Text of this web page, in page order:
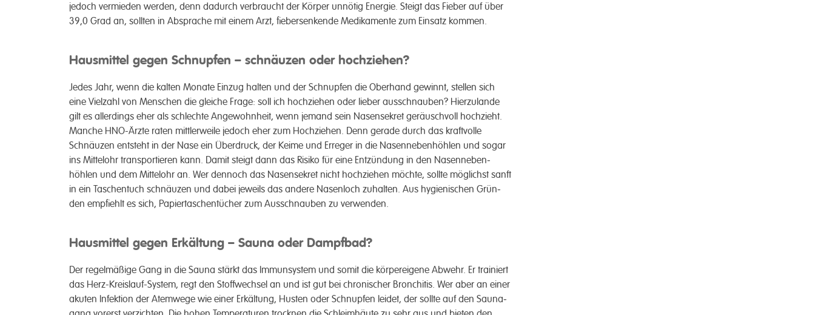
je­doch ver­mieden werden, denn dadurch ver­­braucht der Körper un­nötig Energie. Steigt das Fieber auf über
39,0 Grad an, sollten in Ab­­sprache mit einem Arzt, fieber­­senkende Medi­kamente zum Ein­­satz kommen.
Hausmittel gegen Schnupfen – schnäuzen oder hoch­ziehen?
Jedes Jahr, wenn die kalten Monate Einzug halten und der Schnupfen die Ober­­hand gewinnt, stellen sich
eine Viel­­zahl von Menschen die gleiche Frage: soll ich hoch­­ziehen oder lieber aus­­­schnauben? Hierzu­­lande
gilt es aller­dings eher als schlechte Ange­wohnheit, wenn jemand sein Nasen­­sekret geräu­sch­voll hoch­­zieht.
Manche HNO-Ärzte raten mittler­­weile jedoch eher zum Hoch­­ziehen. Denn gerade durch das kraft­volle
Schnäuzen ent­steht in der Nase ein Über­­druck, der Keime und Erreger in die Nasen­neben­­höhlen und sogar
ins Mittel­ohr trans­­portieren kann. Damit steigt dann das Risiko für eine Ent­zündung in den Nasen­­neben­­
höhlen und dem Mittel­­ohr an. Wer dennoch das Nasen­­sekret nicht hoch­­ziehen möchte, sollte möglichst sanft
in ein Taschen­­tuch schnäuzen und dabei jeweils das andere Nasen­­loch zu­halten. Aus hygieni­schen Grün­
den em­­pfiehlt es sich, Papier­­taschen­­tücher zum Aus­sch­nauben zu ver­­wenden.
Hausmittel gegen Erkältung – Sauna oder Dampfbad?
Der regel­mäßige Gang in die Sauna stärkt das Immun­­system und somit die körper­eigene Ab­wehr. Er trainiert
das Herz-Kreis­lauf-System, regt den Stoff­­wechsel an und ist gut bei chronischer Bronchitis. Wer aber an einer
akuten Infektion der Atem­­wege wie einer Er­­kältung, Husten oder Schnupfen leidet, der sollte auf den Sauna­